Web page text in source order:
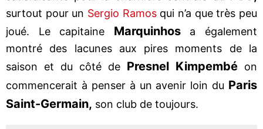
surtout pour un Sergio Ramosqui n’a que très peu
joué. Le capitaine Marquinhosa également
montré des lacunes aux pires moments de la
saison et du côté de Presnel Kimpembé on
commencerait à penser à un avenir loin du Paris
Saint-Germain, son club de toujours.